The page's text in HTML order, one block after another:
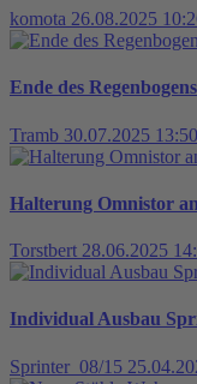
komota 26.08.2025
Ende des Regenbogens
Tramb 30.07.2025
Halterung Omnistor
Torstbert 28.06.2025
Individual Ausbau
Sprinter_08/15